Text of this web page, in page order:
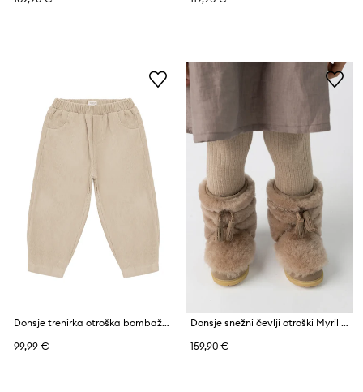
Donsje trenirka otroška bombažna Patrik Trousers
99,99 €
Donsje snežni čevlji otroški Myril Boots
159,90 €